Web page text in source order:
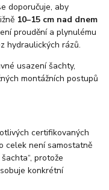
doporučuje, aby
10–15 cm nad dnem
proudění a plynulému
hydraulických rázů.
usazení šachty,
montážních postupů
certifikovaných
celek není samostatně
protože
konkrétní